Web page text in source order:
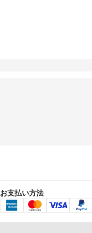
お支払い方法